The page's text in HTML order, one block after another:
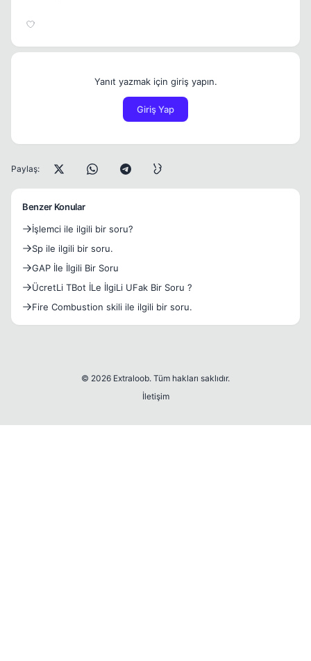
Yanıt yazmak için giriş yapın.
Giriş Yap
Paylaş:
Benzer Konular
İşlemci ile ilgili bir soru?
Sp ile ilgili bir soru.
GAP İle İlgili Bir Soru
ÜcretLi TBot İLe İlgiLi UFak Bir Soru ?
Fire Combustion skili ile ilgili bir soru.
© 2026 Extraloob. Tüm hakları saklıdır.
İletişim